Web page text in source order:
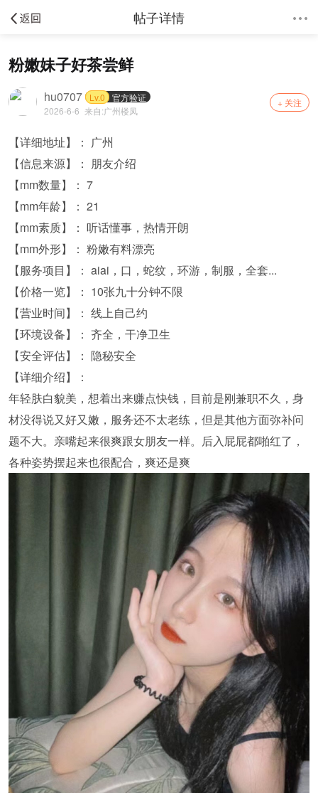
帖子详情
粉嫩妹子好茶尝鲜
hu0707 Lv.0
官方验证
2026-6-6 来自:广州楼凤
+ 关注
【详细地址】： 广州
【信息来源】： 朋友介绍
【mm数量】： 7
【mm年龄】： 21
【mm素质】： 听话懂事，热情开朗
【mm外形】： 粉嫩有料漂亮
【服务项目】： aiai，口，蛇纹，环游，制服，全套...
【价格一览】： 10张九十分钟不限
【营业时间】： 线上自己约
【环境设备】： 齐全，干净卫生
【安全评估】： 隐秘安全
【详细介绍】：
年轻肤白貌美，想着出来赚点快钱，目前是刚兼职不久，身
材没得说又好又嫩，服务还不太老练，但是其他方面弥补问
题不大。亲嘴起来很爽跟女朋友一样。后入屁屁都啪红了，
各种姿势摆起来也很配合，爽还是爽